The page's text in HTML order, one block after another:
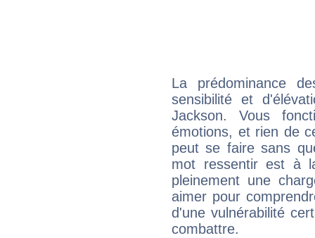
La prédominance
sensibilité et
Jackson. Vous
émotions, et rien de
peut se faire sans
mot ressentir est à
pleinement une
aimer pour
d'une vulnérabilité
combattre.